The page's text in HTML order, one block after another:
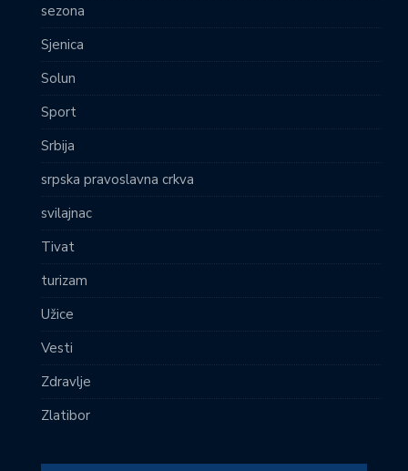
sezona
Sjenica
Solun
Sport
Srbija
srpska pravoslavna crkva
svilajnac
Tivat
turizam
Užice
Vesti
Zdravlje
Zlatibor